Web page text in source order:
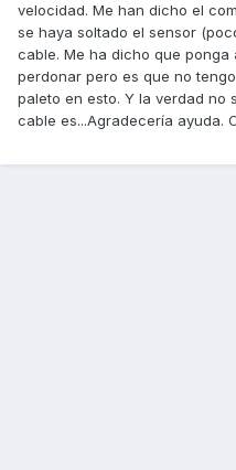
velocidad. Me han dicho el
se haya soltado el sensor
cable. Me ha dicho que ponga
perdonar pero es que no
paleto en esto. Y la verdad no
cable es...Agradecería ayuda.